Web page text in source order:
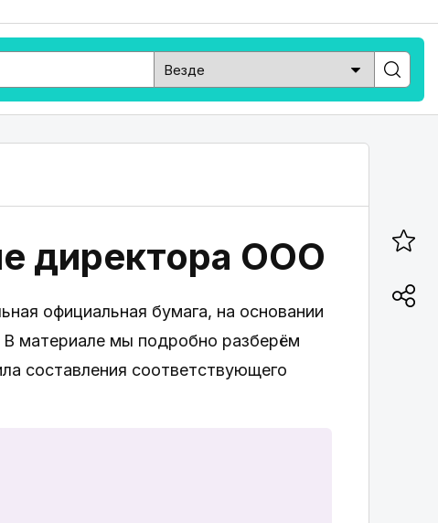
директора ООО
официальная бумага, на основании
материале мы подробно разберём
составления соответствующего